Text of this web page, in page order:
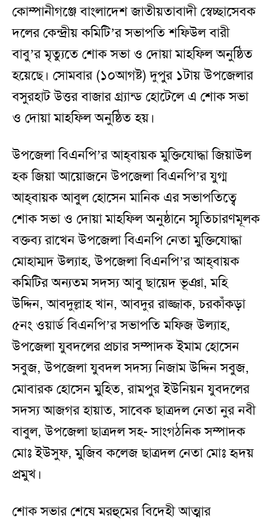
কোম্পানীগঞ্জে বাংলাদেশ জাতীয়তাবাদী স্বেচ্ছাসেবক
দলের কেন্দ্রীয় কমিটি’র সভাপতি শফিউল বারী
বাবু’র মৃত্যুতে শোক সভা ও দোয়া মাহফিল অনুষ্ঠিত
হয়েছে। সোমবার (১০আগষ্ট) দুপুর ১টায় উপজেলার
বসুরহাট উত্তর বাজার গ্র্যান্ড হোটেলে এ শোক সভা
ও দোয়া মাহফিল অনুষ্ঠিত হয়।
উপজেলা বিএনপি’র আহ্‌বায়ক মুক্তিযোদ্ধা জিয়াউল
হক জিয়া আয়োজনে উপজেলা বিএনপি’র যুগ্ম
আহ্‌বায়ক আবুল হোসেন মানিক এর সভাপতিত্বে
শোক সভা ও দোয়া মাহফিল অনুষ্ঠানে স্মৃতিচারণমূলক
বক্তব্য রাখেন উপজেলা বিএনপি নেতা মুক্তিযোদ্ধা
মোহাম্মদ উল্যাহ, উপজেলা বিএনপি’র আহ্‌বায়ক
কমিটির অন্যতম সদস্য আবু ছায়েদ ভূঞা, মহি
উদ্দিন, আবদুল্লাহ খান, আবদুর রাজ্জাক, চরকাঁকড়া
৫নং ওয়ার্ড বিএনপি’র সভাপতি মফিজ উল্যাহ,
উপজেলা যুবদলের প্রচার সম্পাদক ইমাম হোসেন
সবুজ, উপজেলা যুবদল সদস্য নিজাম উদ্দিন সবুজ,
মোবারক হোসেন মুহিত, রামপুর ইউনিয়ন যুবদলের
সদস্য আজগর হায়াত, সাবেক ছাত্রদল নেতা নুর নবী
বাবুল, উপজেলা ছাত্রদল সহ- সাংগঠনিক সম্পাদক
মোঃ ইউসুফ, মুজিব কলেজ ছাত্রদল নেতা মোঃ হৃদয়
প্রমুখ।
শোক সভার শেষে মরহুমের বিদেহী আত্মার